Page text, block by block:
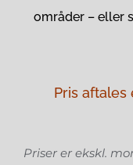
områder – eller
Pris
Priser er ekskl.